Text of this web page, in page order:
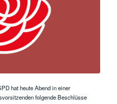
hat heute Abend in einer
folgende Beschlüsse